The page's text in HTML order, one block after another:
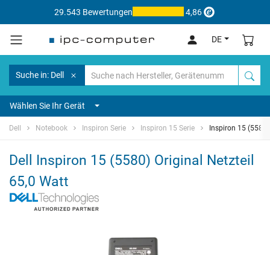
29.543 Bewertungen 4,86
DE
Suche in: Dell
Wählen Sie Ihr Gerät
Dell Notebook Inspiron Serie Inspiron 15 Serie Inspiron 15 (5580)
Dell Inspiron 15 (5580) Original Netzteil
65,0 Watt